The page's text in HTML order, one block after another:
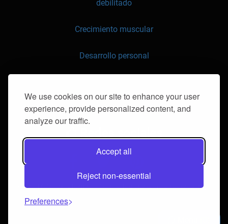
We use cookies on our site to enhance your user
experience, provide personalized content, and
analyze our traffic.
Accept all
Reject non-essential
Preferences
debilitado
Crecimiento muscular
Desarrollo personal
contáctenos
© 2016-2026 klorii.ro. Todos los derechos reservados.